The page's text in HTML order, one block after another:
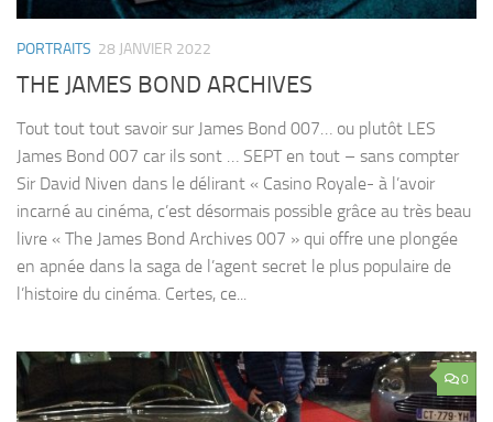
PORTRAITS 28 JANVIER 2022
THE JAMES BOND ARCHIVES
Tout tout tout savoir sur James Bond 007… ou plutôt LES
James Bond 007 car ils sont … SEPT en tout – sans compter
Sir David Niven dans le délirant « Casino Royale- à l’avoir
incarné au cinéma, c’est désormais possible grâce au très beau
livre « The James Bond Archives 007 » qui offre une plongée
en apnée dans la saga de l’agent secret le plus populaire de
l’histoire du cinéma. Certes, ce...
0